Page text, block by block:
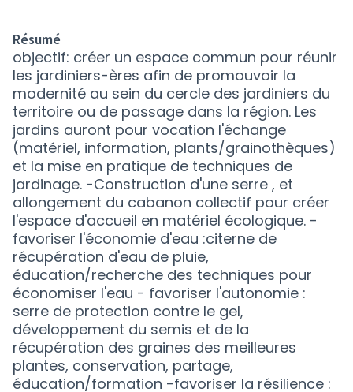
Résumé
objectif: créer un espace commun pour réunir
les jardiniers-ères afin de promouvoir la
modernité au sein du cercle des jardiniers du
territoire ou de passage dans la région. Les
jardins auront pour vocation l'échange
(matériel, information, plants/grainothèques)
et la mise en pratique de techniques de
jardinage. -Construction d'une serre , et
allongement du cabanon collectif pour créer
l'espace d'accueil en matériel écologique. -
favoriser l'économie d'eau :citerne de
récupération d'eau de pluie,
éducation/recherche des techniques pour
économiser l'eau - favoriser l'autonomie :
serre de protection contre le gel,
développement du semis et de la
récupération des graines des meilleures
plantes, conservation, partage,
éducation/formation -favoriser la résilience :